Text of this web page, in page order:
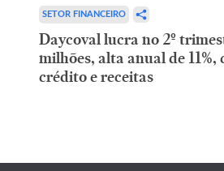
SETOR FINANCEIRO
Daycoval lucra no 2º
milhões, alta anual de 11%,
crédito e receitas